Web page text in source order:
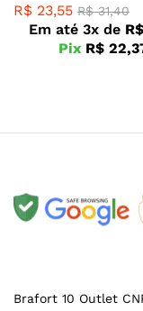
R$ 23,55 R$31,40
Em até 3x de R$
Pix R$
Brafort 10 Outlet